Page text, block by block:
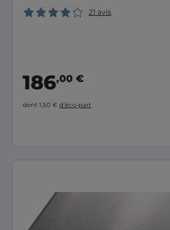
21 avis
186,00 €
dont 1,50 € d’éco-part